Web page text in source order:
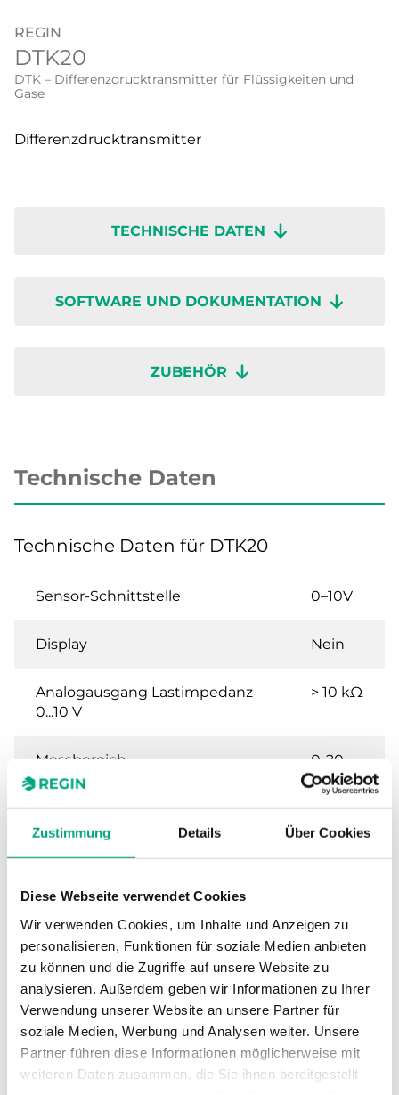
Zustimmung Details Über Cookies
Diese Webseite verwendet Cookies
Wir verwenden Cookies, um Inhalte und Anzeigen zu
personalisieren, Funktionen für soziale Medien anbieten
zu können und die Zugriffe auf unsere Website zu
analysieren. Außerdem geben wir Informationen zu Ihrer
Verwendung unserer Website an unsere Partner für
soziale Medien, Werbung und Analysen weiter. Unsere
Partner führen diese Informationen möglicherweise mit
weiteren Daten zusammen, die Sie ihnen bereitgestellt
REGIN
DTK20
DTK – Differenzdrucktransmitter für Flüssigkeiten und
Gase
Differenzdrucktransmitter
TECHNISCHE DATEN
SOFTWARE UND DOKUMENTATION
ZUBEHÖR
Technische Daten
Technische Daten für DTK20
Sensor-Schnittstelle 0–10V
Display Nein
Analogausgang Lastimpedanz
0...10 V
> 10 kΩ
Messbereich
0-20
kPa
Max. Überlastungsdruck
120
Max. Systemdruck
Technische Daten für DTK –
Differenzdrucktransmitter für
Flüssigkeiten und Gase
Versorgungsspannung
24VAC/DC